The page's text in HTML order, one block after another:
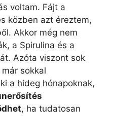
voltam. Fájt a
közben azt éreztem,
Akkor még nem
a Spirulina és a
Azóta viszont sok
sokkal
a hideg hónapoknak,
, ha tudatosan